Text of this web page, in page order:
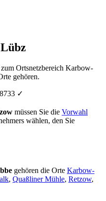
zum Ortsnetzbereich Karbow-
gehören.
✓
müssen Sie die Vorwahl
wählen, den Sie
gehören die Orte Karbow-
, Quaßliner Mühle, Retzow,